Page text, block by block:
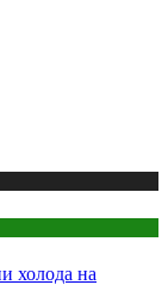
холода на